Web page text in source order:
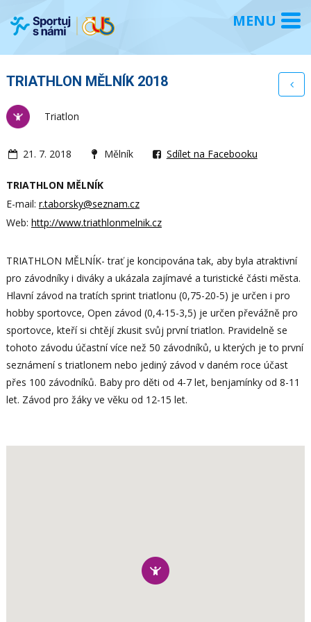
TRIATHLON MĚLNÍK 2018
Triatlon
21. 7. 2018 Mělník Sdílet na Facebooku
TRIATHLON MĚLNÍK
E-mail: r.taborsky@seznam.cz
Web: http://www.triathlonmelnik.cz
TRIATHLON MĚLNÍK- trať je koncipována tak, aby byla atraktivní
pro závodníky i diváky a ukázala zajímavé a turistické části města.
Hlavní závod na tratích sprint triatlonu (0,75-20-5) je určen i pro
hobby sportovce, Open závod (0,4-15-3,5) je určen převážně pro
sportovce, kteří si chtějí zkusit svůj první triatlon. Pravidelně se
tohoto závodu účastní více než 50 závodníků, u kterých je to první
seznámení s triatlonem nebo jediný závod v daném roce účast
přes 100 závodníků. Baby pro děti od 4-7 let, benjamínky od 8-11
let. Závod pro žáky ve věku od 12-15 let.